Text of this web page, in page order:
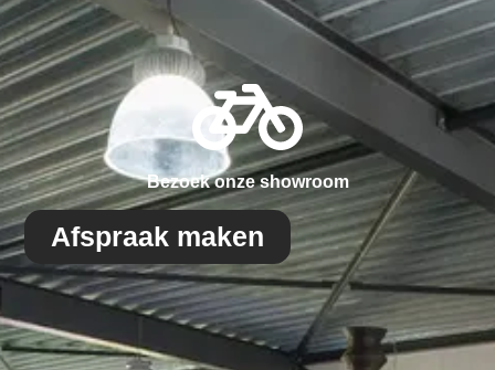
Bezoek onze showroom
Afspraak maken